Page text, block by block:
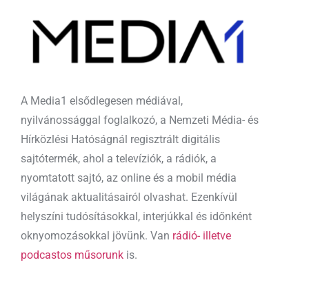
A Media1 elsődlegesen médiával,
nyilvánossággal foglalkozó, a Nemzeti Média- és
Hírközlési Hatóságnál regisztrált digitális
sajtótermék, ahol a televíziók, a rádiók, a
nyomtatott sajtó, az online és a mobil média
világának aktualitásairól olvashat. Ezenkívül
helyszíni tudósításokkal, interjúkkal és időnként
oknyomozásokkal jövünk. Van rádió- illetve
podcastos műsorunk is.